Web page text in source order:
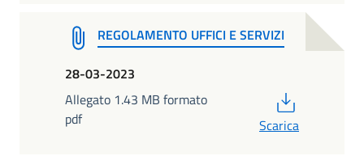
REGOLAMENTO UFFICI E SERVIZI
28-03-2023
Allegato 1.43 MB formato
pdf
Scarica